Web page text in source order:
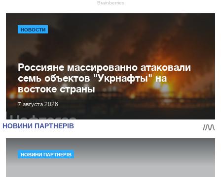
НОВОСТИ
Россияне массированно атаковали
семь объектов "Укрнафты" на
востоке страны
7 августа 2026